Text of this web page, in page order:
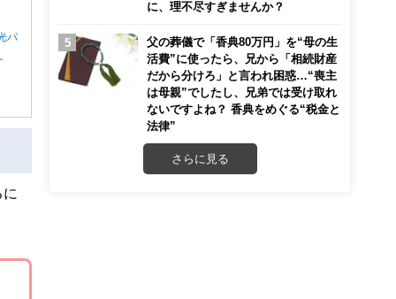
パ
に、理不尽すぎませんか？
父の葬儀で「香典80万円」を“母の生
活費”に使ったら、兄から「相続財産
だから分けろ」と言われ困惑…“喪主
は母親”でしたし、兄弟では受け取れ
ないですよね？ 香典をめぐる“税金と
法律”
さらに見る